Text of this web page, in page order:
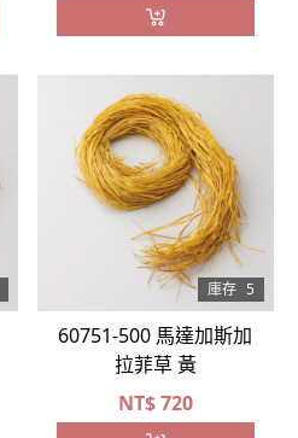
庫存 5
60751-500 馬達加斯加
拉菲草 黃
NT$720